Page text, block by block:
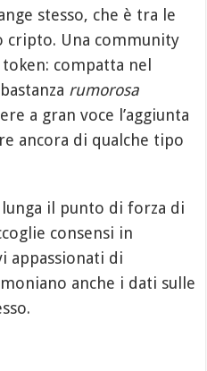
stesso, che è tra le
cripto. Una community
compatta nel
rumorosa
a gran voce l’aggiunta
ancora di qualche tipo
il punto di forza di
consensi in
appassionati di
anche i dati sulle